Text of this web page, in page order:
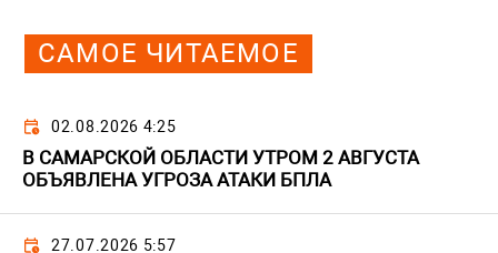
САМОЕ ЧИТАЕМОЕ
02.08.2026 4:25
В САМАРСКОЙ ОБЛАСТИ УТРОМ 2 АВГУСТА
ОБЪЯВЛЕНА УГРОЗА АТАКИ БПЛА
27.07.2026 5:57